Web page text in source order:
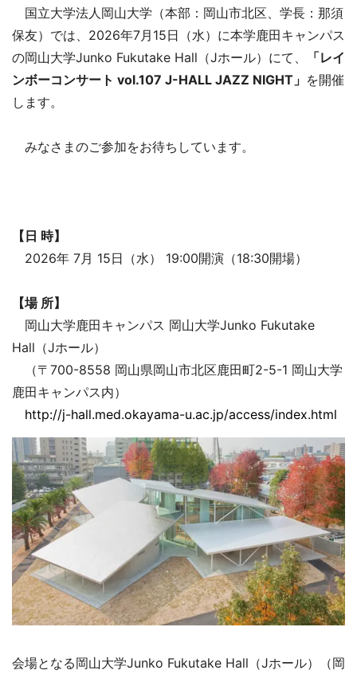
国立大学法人岡山大学（本部：岡山市北区、学長：那須
保友）では、2026年7月15日（水）に本学鹿田キャンパス
の岡山大学Junko Fukutake Hall（Jホール）にて、
「レイ
ンボーコンサート vol.107 J-HALL JAZZ NIGHT」 を開催
します。
みなさまのご参加をお待ちしています。
【日 時】
2026年 7月 15日（水） 19:00開演（18:30開場）
【場 所】
岡山大学鹿田キャンパス 岡山大学Junko Fukutake
Hall（Jホール）
（〒700-8558 岡山県岡山市北区鹿田町2-5-1 岡山大学
鹿田キャンパス内）
http://j-hall.med.okayama-u.ac.jp/access/index.html
会場となる岡山大学Junko Fukutake Hall（Jホール）（岡